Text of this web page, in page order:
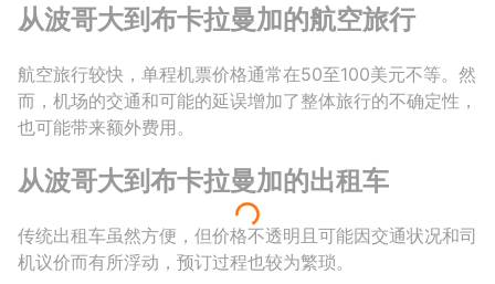
从波哥大到布卡拉曼加的航空旅行
航空旅行较快，单程机票价格通常在50至100美元不等。然
而，机场的交通和可能的延误增加了整体旅行的不确定性，
也可能带来额外费用。
从波哥大到布卡拉曼加的出租车
传统出租车虽然方便，但价格不透明且可能因交通状况和司
机议价而有所浮动，预订过程也较为繁琐。